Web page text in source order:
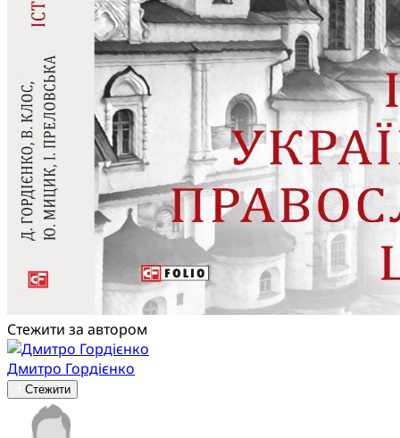
Стежити за автором
Дмитро Гордієнко
Стежити